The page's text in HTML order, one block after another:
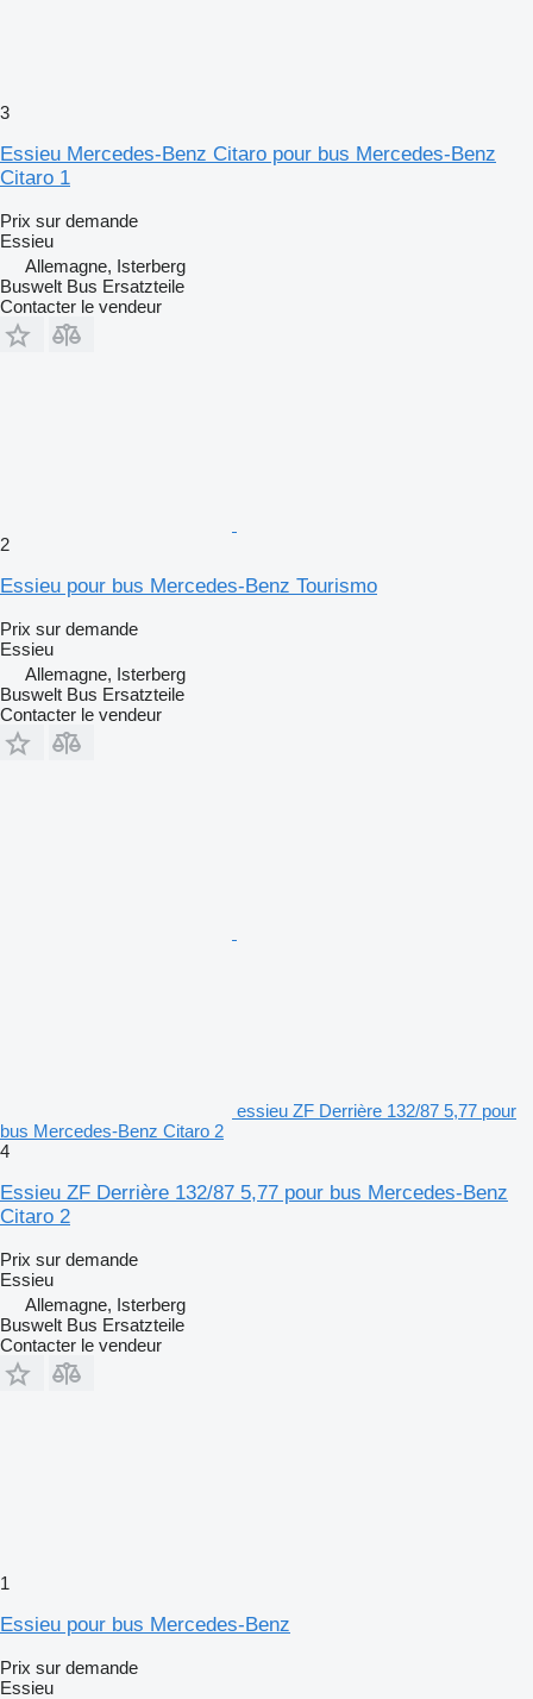
3
Essieu Mercedes-Benz Citaro pour bus Mercedes-Benz
Citaro 1
Prix sur demande
Essieu
Allemagne, Isterberg
Buswelt Bus Ersatzteile
Contacter le vendeur
2
Essieu pour bus Mercedes-Benz Tourismo
Prix sur demande
Essieu
Allemagne, Isterberg
Buswelt Bus Ersatzteile
Contacter le vendeur
essieu ZF Derrière 132/87 5,77 pour
bus Mercedes-Benz Citaro 2
4
Essieu ZF Derrière 132/87 5,77 pour bus Mercedes-Benz
Citaro 2
Prix sur demande
Essieu
Allemagne, Isterberg
Buswelt Bus Ersatzteile
Contacter le vendeur
1
Essieu pour bus Mercedes-Benz
Prix sur demande
Essieu